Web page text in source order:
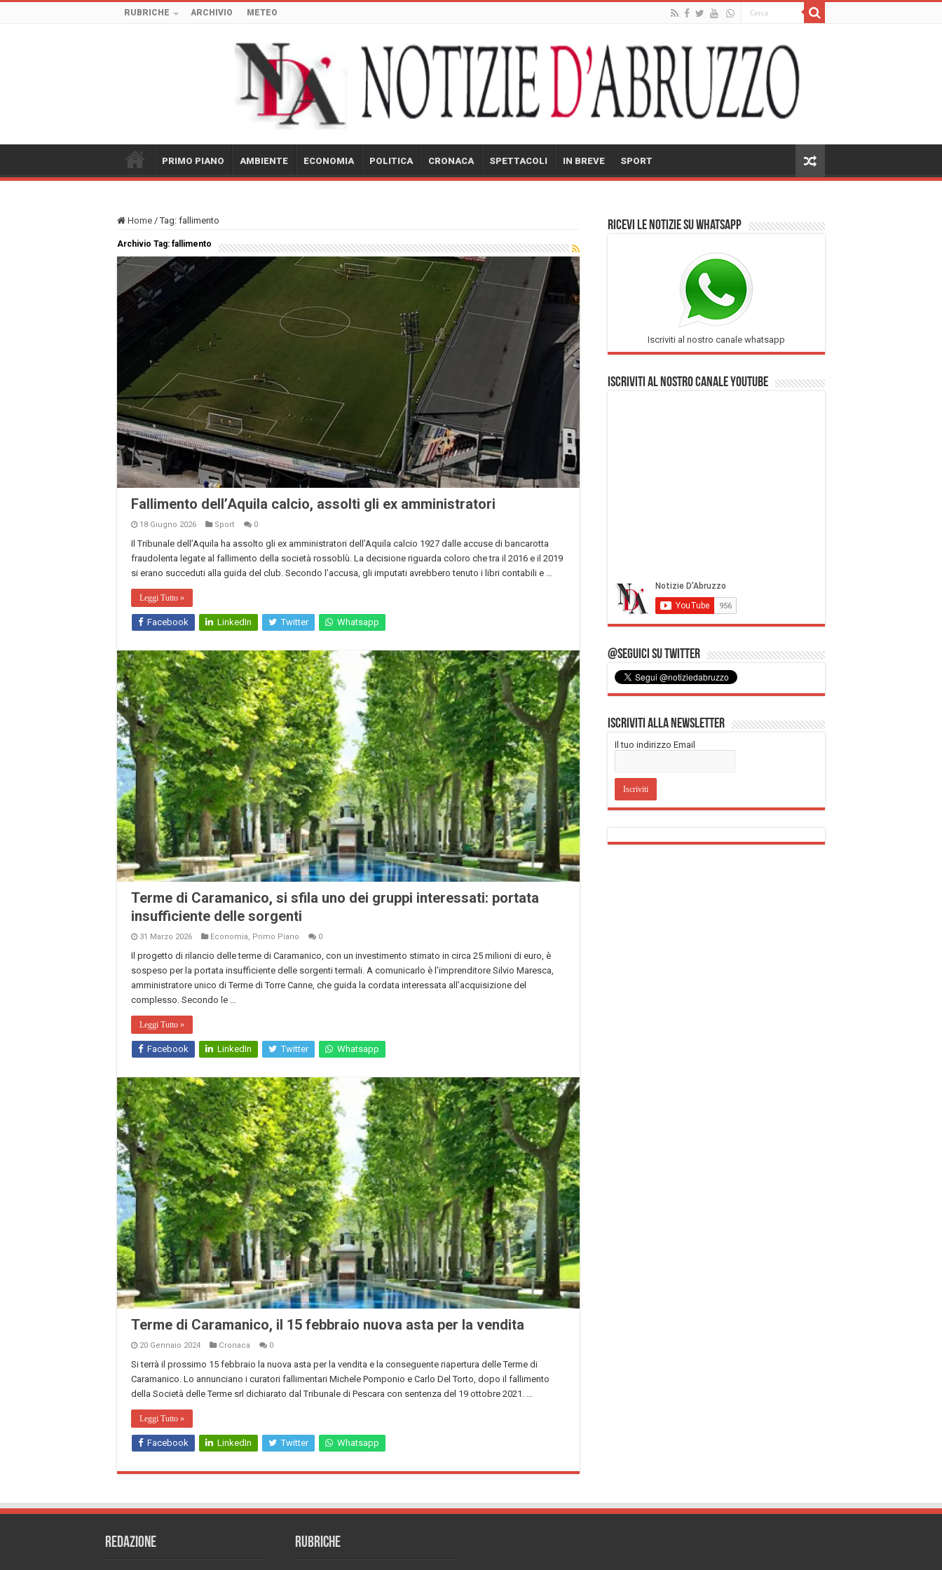
RUBRICHE ARCHIVIO METEO
PRIMO PIANO AMBIENTE ECONOMIA POLITICA CRONACA SPETTACOLI IN BREVE SPORT
Home / Tag: fallimento
Archivio Tag: fallimento
Fallimento dell’Aquila calcio, assolti gli ex amministratori
18 Giugno 2026 Sport 0
Il Tribunale dell’Aquila ha assolto gli ex amministratori dell’Aquila calcio 1927 dalle accuse di bancarotta
fraudolenta legate al fallimento della società rossoblù. La decisione riguarda coloro che tra il 2016 e il 2019
si erano succeduti alla guida del club. Secondo l’accusa, gli imputati avrebbero tenuto i libri contabili e …
Leggi Tutto »
Facebook LinkedIn Twitter Whatsapp
Terme di Caramanico, si sfila uno dei gruppi interessati: portata
insufficiente delle sorgenti
31 Marzo 2026 Economia, Primo Piano 0
Il progetto di rilancio delle terme di Caramanico, con un investimento stimato in circa 25 milioni di euro, è
sospeso per la portata insufficiente delle sorgenti termali. A comunicarlo è l’imprenditore Silvio Maresca,
amministratore unico di Terme di Torre Canne, che guida la cordata interessata all’acquisizione del
complesso. Secondo le …
Leggi Tutto »
Facebook LinkedIn Twitter Whatsapp
Terme di Caramanico, il 15 febbraio nuova asta per la vendita
20 Gennaio 2024 Cronaca 0
Si terrà il prossimo 15 febbraio la nuova asta per la vendita e la conseguente riapertura delle Terme di
Caramanico. Lo annunciano i curatori fallimentari Michele Pomponio e Carlo Del Torto, dopo il fallimento
della Società delle Terme srl dichiarato dal Tribunale di Pescara con sentenza del 19 ottobre 2021. …
Leggi Tutto »
Facebook LinkedIn Twitter Whatsapp
Ricevi le notizie su Whatsapp
Iscriviti al nostro canale whatsapp
Iscriviti al nostro Canale Youtube
@Seguici su Twitter
Iscriviti alla Newsletter
Il tuo indirizzo Email
REDAZIONE RUBRICHE